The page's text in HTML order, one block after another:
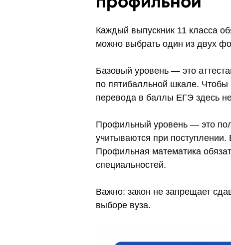
Каждый выпускник 11 класса
можно выбрать один из двух
Базовый уровень — это
по пятибалльной шкале. Чтобы
перевода в баллы ЕГЭ здесь
Профильный уровень — это
учитываются при
Профильная математика
специальностей.
Важно: закон не запрещает
выборе вуза.